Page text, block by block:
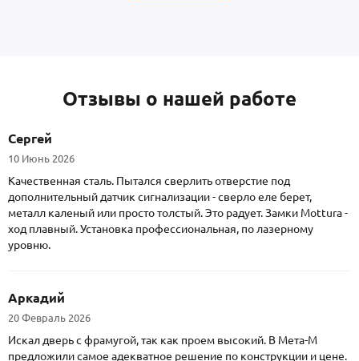
Отзывы о нашей работе
Сергей
10 Июнь 2026
Качественная сталь. Пытался сверлить отверстие под
дополнительный датчик сигнализации - сверло еле берет,
металл каленый или просто толстый. Это радует. Замки Mottura -
ход плавный. Установка профессиональная, по лазерному
уровню.
Аркадий
20 Февраль 2026
Искал дверь с фрамугой, так как проем высокий. В Мета-М
предложили самое адекватное решение по конструкции и цене.